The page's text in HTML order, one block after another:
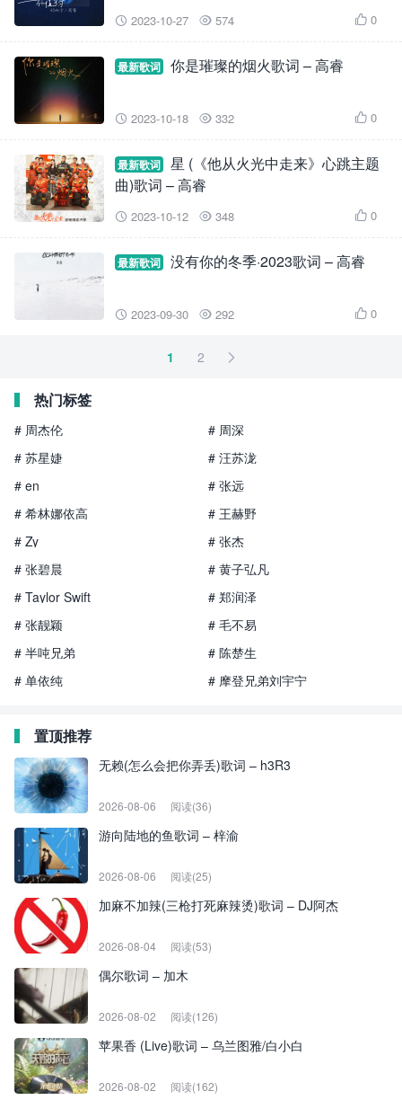
 2023-10-27  574  0
最新歌词 你是璀璨的烟火歌词 – 高睿
 2023-10-18  332  0
最新歌词
星 (《他从火光中走来》心跳主题
曲)歌词 – 高睿
 2023-10-12  348  0
最新歌词 没有你的冬季·2023歌词 – 高睿
 2023-09-30  292  0
1 2 
热门标签
# 周杰伦
# 周深
# 苏星婕
# 汪苏泷
# en
# 张远
# 希林娜依高
# 王赫野
# Zy
# 张杰
# 张碧晨
# 黄子弘凡
# Taylor Swift
# 郑润泽
# 张靓颖
# 毛不易
# 半吨兄弟
# 陈楚生
# 单依纯
# 摩登兄弟刘宇宁
置顶推荐
无赖(怎么会把你弄丢)歌词 – h3R3
2026-08-06 阅读(36)
游向陆地的鱼歌词 – 梓渝
2026-08-06 阅读(25)
加麻不加辣(三枪打死麻辣烫)歌词 – DJ阿杰
2026-08-04 阅读(53)
偶尔歌词 – 加木
2026-08-02 阅读(126)
苹果香 (Live)歌词 – 乌兰图雅/白小白
2026-08-02 阅读(162)